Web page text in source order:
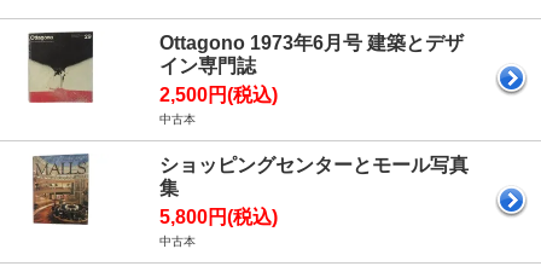
Ottagono 1973年6月号 建築とデザ
イン専門誌
2,500円(税込)
中古本
ショッピングセンターとモール写真
集
5,800円(税込)
中古本